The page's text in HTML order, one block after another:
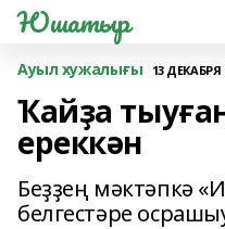
Юшатыр
Ауыл хужалығы 13 ДЕКАБРЯ
Ҡайҙа
ереккән
Беҙҙең мәктәпкә
белгестәре